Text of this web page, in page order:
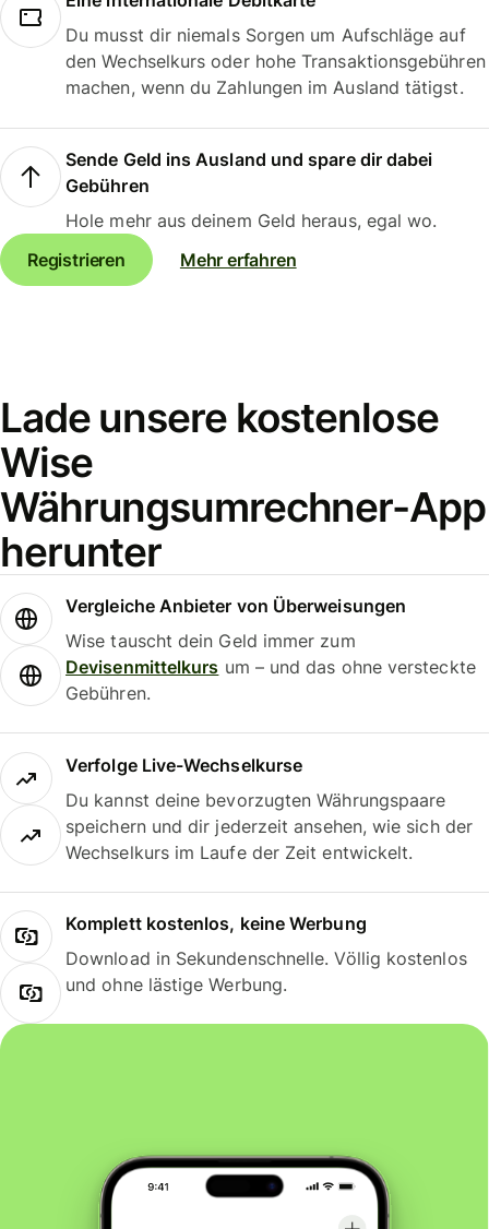
Du musst dir niemals Sorgen um Aufschläge auf
den Wechselkurs oder hohe Transaktionsgebühren
machen, wenn du Zahlungen im Ausland tätigst.
Sende Geld ins Ausland und spare dir dabei
Gebühren
Hole mehr aus deinem Geld heraus, egal wo.
Registrieren
Mehr erfahren
Lade unsere kostenlose
Wise
Währungsumrechner-App
herunter
Vergleiche Anbieter von Überweisungen
Wise tauscht dein Geld immer zum
Devisenmittelkurs um – und das ohne versteckte
Gebühren.
Verfolge Live-Wechselkurse
Du kannst deine bevorzugten Währungspaare
speichern und dir jederzeit ansehen, wie sich der
Wechselkurs im Laufe der Zeit entwickelt.
Komplett kostenlos, keine Werbung
Download in Sekundenschnelle. Völlig kostenlos
und ohne lästige Werbung.